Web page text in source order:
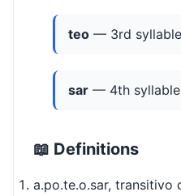
teo — 3rd syllable
sar — 4th syllable
📖 Definitions
a.po.te.o.sar, transitivo